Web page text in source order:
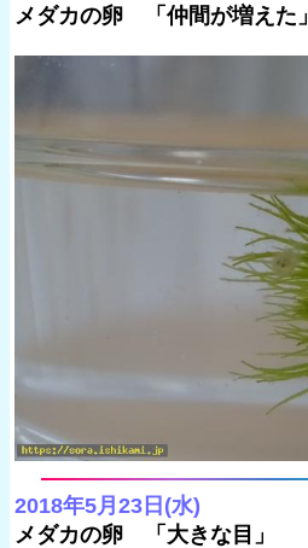
メダカの卵 「仲間が増えた」
2018年5月23日(水)
メダカの卵 「大きな目」